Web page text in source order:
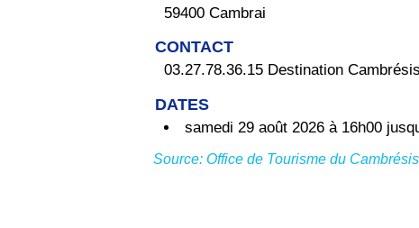
59400 Cambrai
CONTACT
03.27.78.36.15 Destination
DATES
samedi 29 août 2026 à 16h00
Source: Office de Tourisme du Cambrésis